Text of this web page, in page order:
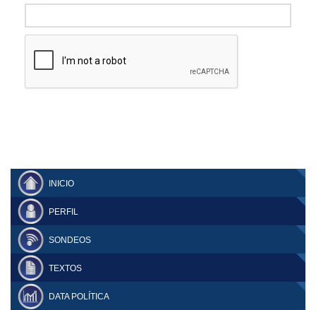
INICIO
PERFIL
SONDEOS
TEXTOS
DATA POLÍTICA